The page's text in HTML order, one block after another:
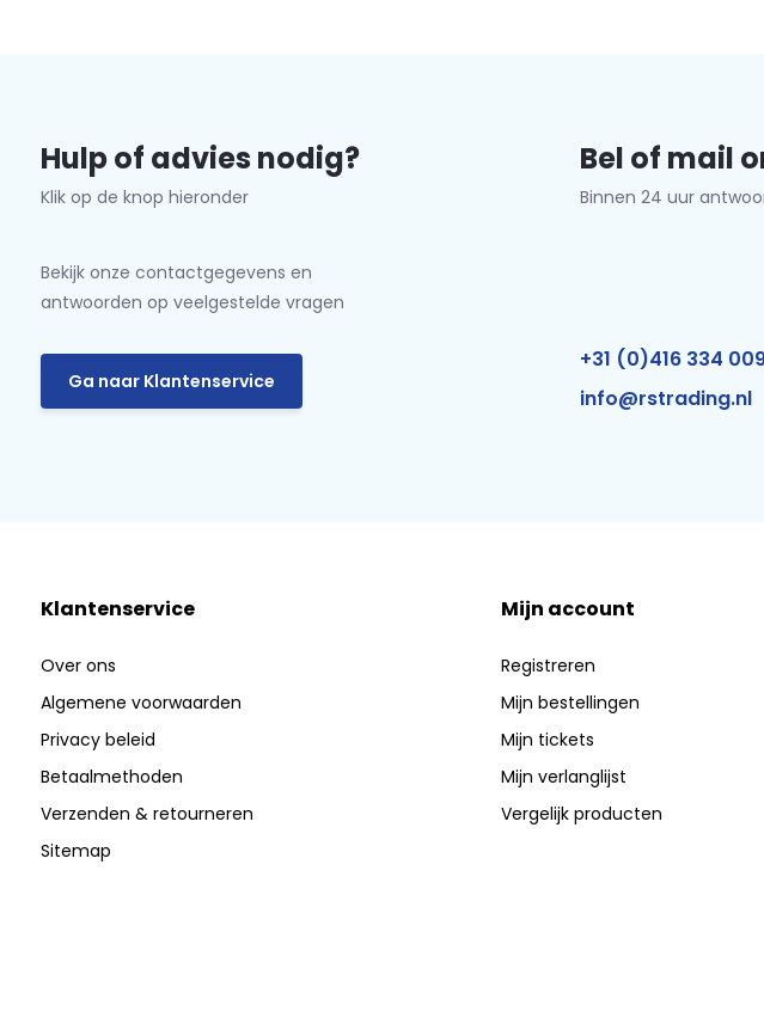
Hulp of advies nodig?
Klik op de knop hieronder
Bekijk onze contactgegevens en
antwoorden op veelgestelde vragen
Ga naar Klantenservice
Bel of mail
Binnen 24 uur
+31 (0)416 334
info@rstrading.nl
Klantenservice
Over ons
Algemene voorwaarden
Privacy beleid
Betaalmethoden
Verzenden & retourneren
Sitemap
Mijn account
Registreren
Mijn bestellingen
Mijn tickets
Mijn verlanglijst
Vergelijk producten